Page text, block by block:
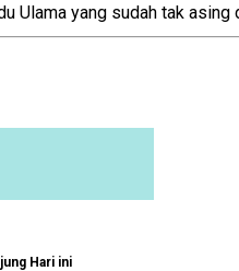
Ulama yang sudah tak asing
Hari ini